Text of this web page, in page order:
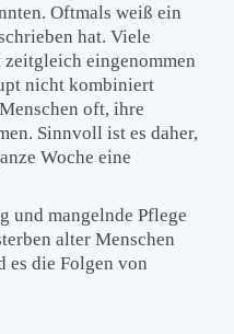
Oftmals weiß ein
hat. Viele
eingenommen
nicht kombiniert
oft, ihre
Sinnvoll ist es daher,
Woche eine
und mangelnde Pflege
alter Menschen
es die Folgen von